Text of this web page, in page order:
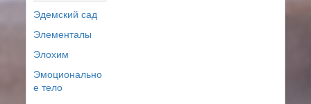
Эдемский сад
Элементалы
Элохим
Эмоционально
е тело